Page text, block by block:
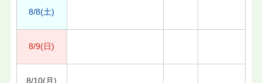
8/8(土)
8/9(日)
8/10(月)